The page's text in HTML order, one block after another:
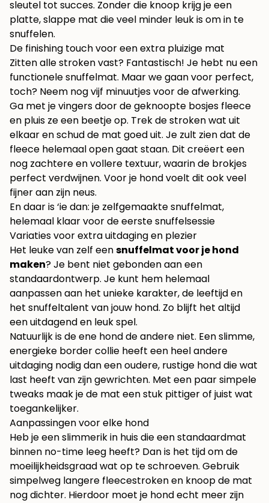
sleutel tot succes. Zonder die knoop krijg je een
platte, slappe mat die veel minder leuk is om in te
snuffelen.
De finishing touch voor een extra pluizige mat
Zitten alle stroken vast? Fantastisch! Je hebt nu een
functionele snuffelmat. Maar we gaan voor perfect,
toch? Neem nog vijf minuutjes voor de afwerking.
Ga met je vingers door de geknoopte bosjes fleece
en pluis ze een beetje op. Trek de stroken wat uit
elkaar en schud de mat goed uit. Je zult zien dat de
fleece helemaal open gaat staan. Dit creëert een
nog zachtere en vollere textuur, waarin de brokjes
perfect verdwijnen. Voor je hond voelt dit ook veel
fijner aan zijn neus.
En daar is ‘ie dan: je zelfgemaakte snuffelmat,
helemaal klaar voor de eerste snuffelsessie
Variaties voor extra uitdaging en plezier
Het leuke van zelf eensnuffelmat voor je hond
maken? Je bent niet gebonden aan een
standaardontwerp. Je kunt hem helemaal
aanpassen aan het unieke karakter, de leeftijd en
het snuffeltalent van jouw hond. Zo blijft het altijd
een uitdagend en leuk spel.
Natuurlijk is de ene hond de andere niet. Een slimme,
energieke border collie heeft een heel andere
uitdaging nodig dan een oudere, rustige hond die wat
last heeft van zijn gewrichten. Met een paar simpele
tweaks maak je de mat een stuk pittiger of juist wat
toegankelijker.
Aanpassingen voor elke hond
Heb je een slimmerik in huis die een standaardmat
binnen no-time leeg heeft? Dan is het tijd om de
moeilijkheidsgraad wat op te schroeven. Gebruik
simpelweg langere fleecestroken en knoop de mat
nog dichter. Hierdoor moet je hond echt meer zijn